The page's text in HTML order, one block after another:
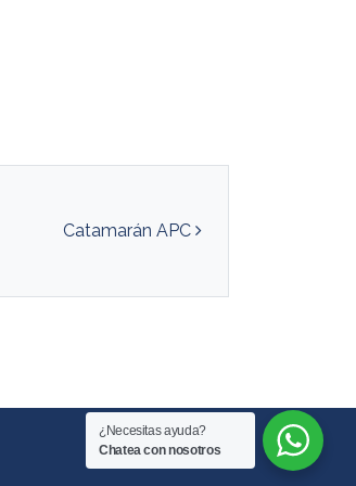
Catamarán APC
¿Necesitas ayuda?
Chatea con nosotros